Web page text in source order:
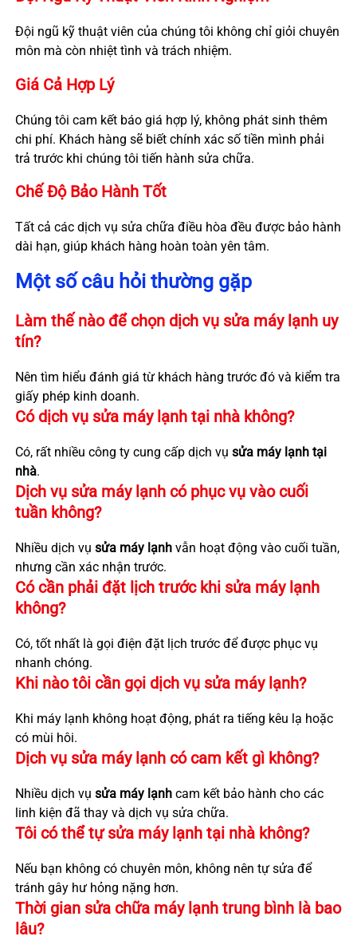
Đội ngũ kỹ thuật viên của chúng tôi không chỉ giỏi chuyên
môn mà còn nhiệt tình và trách nhiệm.
Giá Cả Hợp Lý
Chúng tôi cam kết báo giá hợp lý, không phát sinh thêm
chi phí. Khách hàng sẽ biết chính xác số tiền mình phải
trả trước khi chúng tôi tiến hành sửa chữa.
Chế Độ Bảo Hành Tốt
Tất cả các dịch vụ sửa chữa điều hòa đều được bảo hành
dài hạn, giúp khách hàng hoàn toàn yên tâm.
Một số câu hỏi thường gặp
Làm thế nào để chọn dịch vụ sửa máy lạnh uy
tín?
Nên tìm hiểu đánh giá từ khách hàng trước đó và kiểm tra
giấy phép kinh doanh.
Có dịch vụ sửa máy lạnh tại nhà không?
Có, rất nhiều công ty cung cấp dịch vụ sửa máy lạnh tại
nhà.
Dịch vụ sửa máy lạnh có phục vụ vào cuối
tuần không?
Nhiều dịch vụ sửa máy lạnhvẫn hoạt động vào cuối tuần,
nhưng cần xác nhận trước.
Có cần phải đặt lịch trước khi sửa máy lạnh
không?
Có, tốt nhất là gọi điện đặt lịch trước để được phục vụ
nhanh chóng.
Khi nào tôi cần gọi dịch vụ sửa máy lạnh?
Khi máy lạnh không hoạt động, phát ra tiếng kêu lạ hoặc
có mùi hôi.
Dịch vụ sửa máy lạnh có cam kết gì không?
Nhiều dịch vụ sửa máy lạnhcam kết bảo hành cho các
linh kiện đã thay và dịch vụ sửa chữa.
Tôi có thể tự sửa máy lạnh tại nhà không?
Nếu bạn không có chuyên môn, không nên tự sửa để
tránh gây hư hỏng nặng hơn.
Thời gian sửa chữa máy lạnh trung bình là bao
lâu?